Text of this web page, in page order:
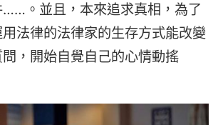
……。並且，本來追求真相，為了
法律的法律家的生存方式能改變
，開始自覺自己的心情動搖